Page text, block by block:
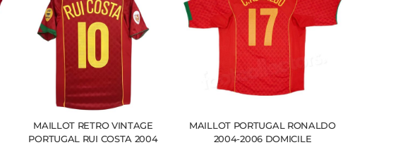
MAILLOT RETRO VINTAGE
PORTUGAL RUI COSTA 2004
MAILLOT PORTUGAL RONALDO
2004-2006 DOMICILE